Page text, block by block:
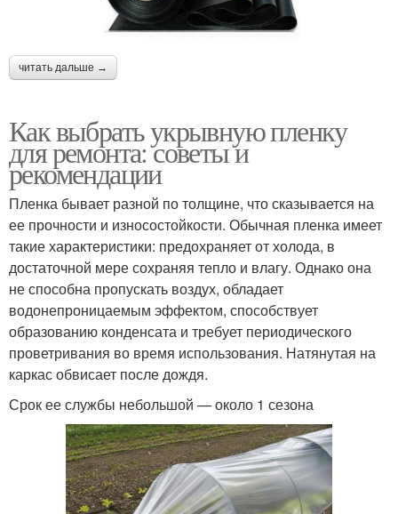
читать дальше →
Как выбрать укрывную пленку
для ремонта: советы и
рекомендации
Пленка бывает разной по толщине, что сказывается на
ее прочности и износостойкости. Обычная пленка имеет
такие характеристики: предохраняет от холода, в
достаточной мере сохраняя тепло и влагу. Однако она
не способна пропускать воздух, обладает
водонепроницаемым эффектом, способствует
образованию конденсата и требует периодического
проветривания во время использования. Натянутая на
каркас обвисает после дождя.
Срок ее службы небольшой — около 1 сезона